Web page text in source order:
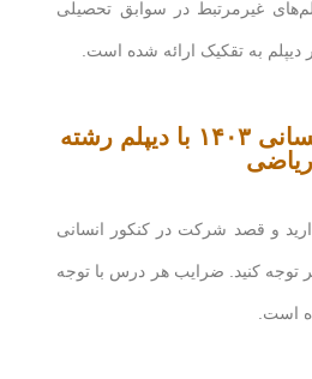
غیرمرتبط در سوابق تحصیلی
شرکت در کنکور انسانی ۱۴۰۳ با دیپلم رشته
ریاضی
و قصد شرکت در کنکور انسانی
زیر توجه کنید. ضرایب هر درس با توجه
است.